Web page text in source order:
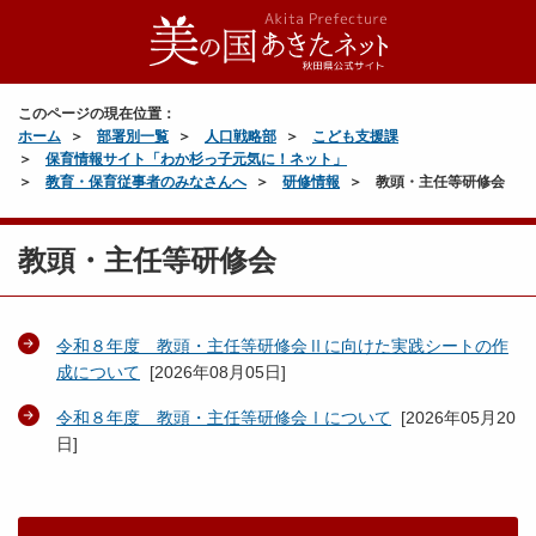
このページの現在位置：
ホーム
部署別一覧 人口戦略部
こども支援課
保育情報サイト「わか杉っ子元気に！ネット」
教育・保育従事者のみなさんへ
研修情報 教頭・主任等研修会
教頭・主任等研修会
令和８年度 教頭・主任等研修会Ⅱに向けた実践シートの作
成について [2026年08月05日]
令和８年度 教頭・主任等研修会Ⅰについて [2026年05月20
日]